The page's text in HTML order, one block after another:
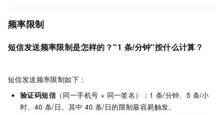
频率限制
短信发送频率限制是怎样的？"1 条/分钟"按什么计算？
短信发送频率限制如下：
验证码短信（同一手机号 + 同一签名）：1 条/分钟、5 条/小
时、40 条/日。其中 40 条/日的限制最容易触发。